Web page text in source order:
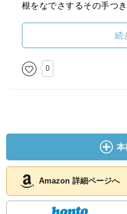
根をなでさするその手つ
れたその土地で、今も小
神に投げかける。その問
向き合うひとつの態度が
して深い言葉のちからを感
続
0
本
Amazon 詳細ページへ